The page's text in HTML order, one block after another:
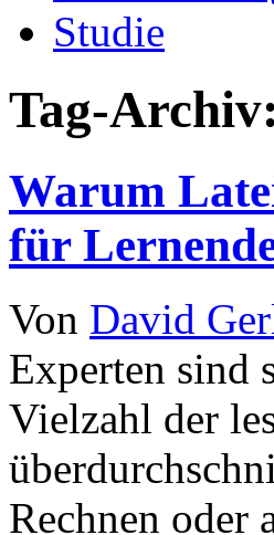
Studie
Tag-Archiv:
Warum
für
Von David
Experten sind
Vielzahl der
Rechnen oder